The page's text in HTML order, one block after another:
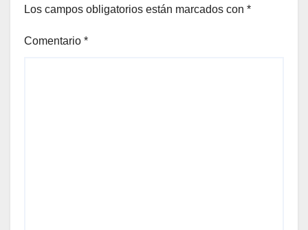
Los campos obligatorios están marcados con *
Comentario *